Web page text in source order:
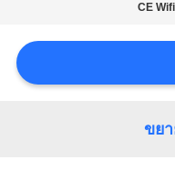
เสนอ
CE
ขยา